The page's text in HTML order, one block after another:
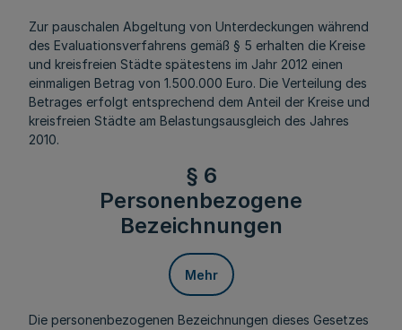
Zur pauschalen Abgeltung von Unterdeckungen während
des Evaluationsverfahrens gemäß § 5 erhalten die Kreise
und kreisfreien Städte spätestens im Jahr 2012 einen
einmaligen Betrag von 1.500.000 Euro. Die Verteilung des
Betrages erfolgt entsprechend dem Anteil der Kreise und
kreisfreien Städte am Belastungsausgleich des Jahres
2010.
§ 6
Personenbezogene
Bezeichnungen
Mehr
Die personenbezogenen Bezeichnungen dieses Gesetzes